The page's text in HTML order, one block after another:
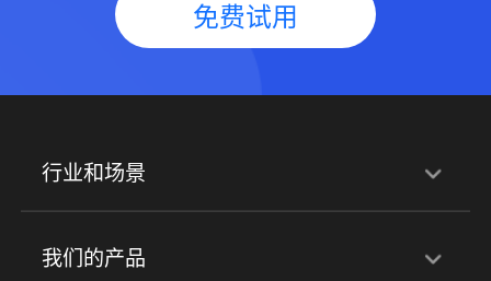
免费试用
行业和场景
行业解决方案
我们的产品